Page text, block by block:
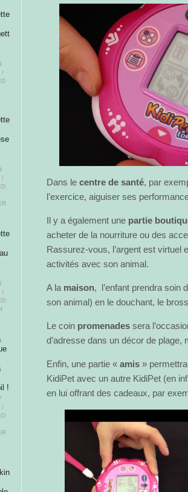
Dans lecentre de santé, par
l’exercice, aiguiser ses
Il y a également une partie
acheter de la nourriture ou des
Rassurez-vous, l’argent est virtuel
activités avec son animal.
A la maison, l’enfant prendra soin
son animal) en le douchant, le
Le coin promenadessera
d’adresse dans un décor de plage,
Enfin, une partie «amis »
KidiPet avec un autre KidiPet (en
en lui offrant des cadeaux, par
/
/
/
!
/